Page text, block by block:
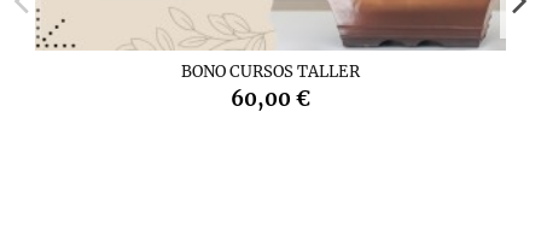
BONO CURSOS TALLER
60,00 €